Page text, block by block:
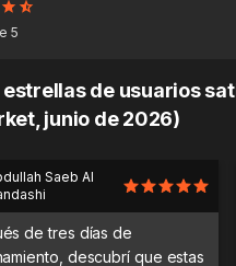
5
de usuarios
junio de 2026)
Saeb Al
de tres días de
descubrí que estas